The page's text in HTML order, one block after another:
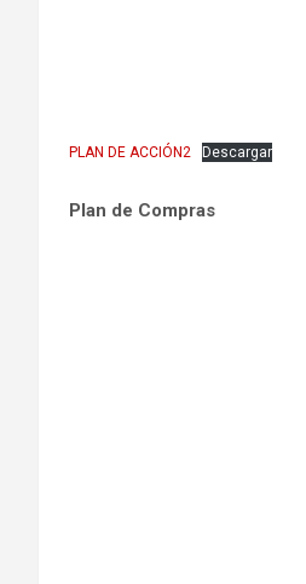
PLAN DE ACCIÓN2 Descargar
Plan de Compras